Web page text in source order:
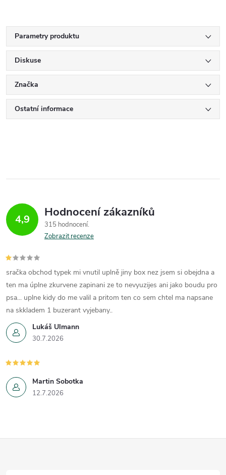
Parametry produktu
Diskuse
Značka
Ostatní informace
4,9 Hodnocení zákazníků
315 hodnocení
Zobrazit recenze
Lukáš Ulmann
30.7.2026
sračka obchod typek mi vnutil uplně jiny box nez jsem si obejdna a
ten ma úplne zkurvene zapinani ze to nevyuzijes ani jako boudu pro
psa... uplne kidy do me valil a pritom ten co sem chtel ma napsane
na skkladem 1 buzerant vyjebany..
Martin Sobotka
12.7.2026